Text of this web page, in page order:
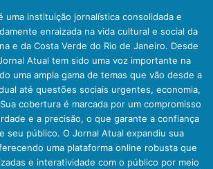
uma instituição jornalística consolidada e
enraizada na vida cultural e social da
e da Costa Verde do Rio de Janeiro. Desde
Atual tem sido uma voz importante na
uma ampla gama de temas que vão desde a
até questões sociais urgentes, economia,
cobertura é marcada por um compromisso
e a precisão, o que garante a confiança
seu público. O Jornal Atual expandiu sua
uma plataforma online robusta que
e interatividade com o público por meio